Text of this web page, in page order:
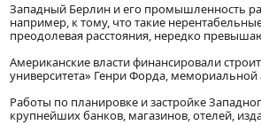
Западный Берлин и его промышленность
например, к тому, что такие
преодолевая расстояния, нередко
Американские власти финансировали
университета» Генри Форда,
Работы по планировке и застройке
крупнейших банков, магазинов, отелей,